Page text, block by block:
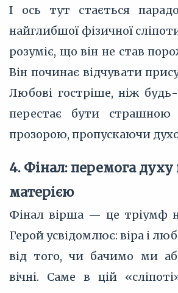
І ось тут стається
найглибшої фізичної
розуміє, що він не став
Він починає відчувати
Любові гостріше, ніж
перестає бути
прозорою, пропускаючи
4. Фінал: перемога духу
матерією
Фінал вірша — це тріумф
Герой усвідомлює: віра і
від того, чи бачимо ми
вічні. Саме в цій